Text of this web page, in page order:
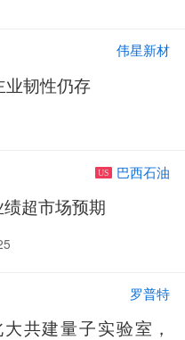
伟星新材
业韧性仍存
US 巴西石油
超市场预期
罗普特
共建量子实验室，